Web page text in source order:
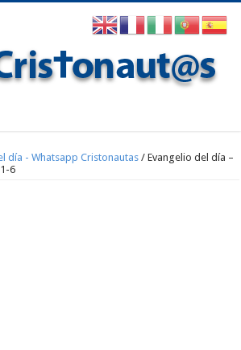
día - Whatsapp Cristonautas / Evangelio del día –
6